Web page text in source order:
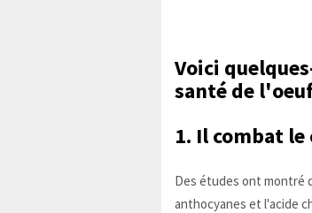
Voici
santé de
1. Il combat le
Des études ont montré
anthocyanes et l'acide